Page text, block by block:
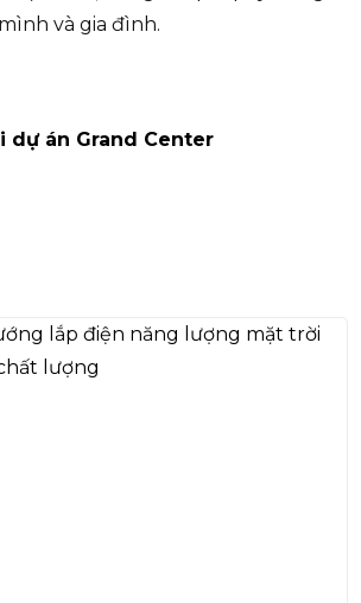
và gia đình.
dự án Grand Center